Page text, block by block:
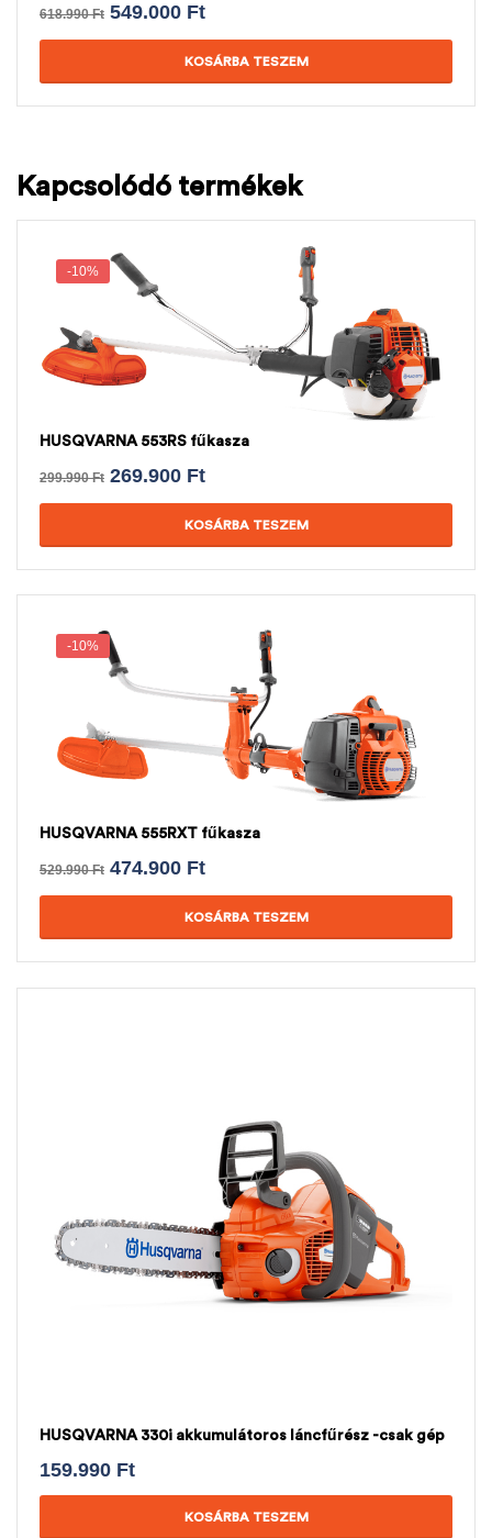
618.990Ft 549.000 Ft
KOSÁRBA TESZEM
Kapcsolódó termékek
-10%
HUSQVARNA 553RS fűkasza
299.990Ft 269.900 Ft
KOSÁRBA TESZEM
-10%
HUSQVARNA 555RXT fűkasza
529.990Ft 474.900 Ft
KOSÁRBA TESZEM
HUSQVARNA 330i akkumulátoros láncfűrész -csak gép
159.990 Ft
KOSÁRBA TESZEM